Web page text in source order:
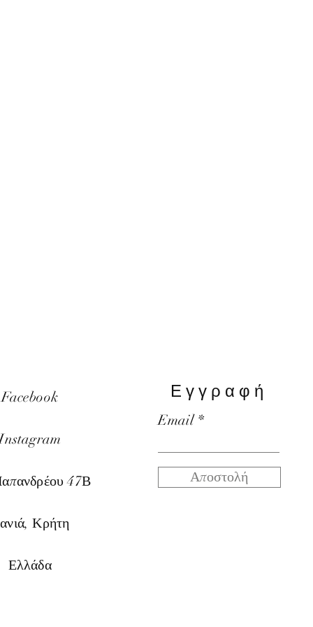
Facebook
δρέου 47Β
Κρήτη
Ελλάδα
Εγγραφή
Email
Αποστολή